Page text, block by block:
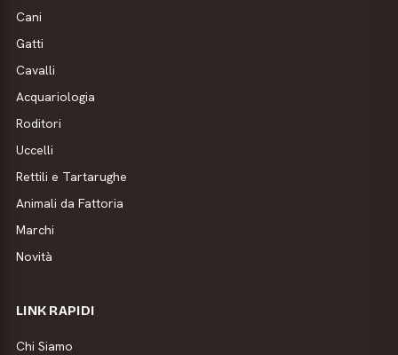
Cani
Gatti
Cavalli
Acquariologia
Roditori
Uccelli
Rettili e Tartarughe
Animali da Fattoria
Marchi
Novità
LINK RAPIDI
Chi Siamo